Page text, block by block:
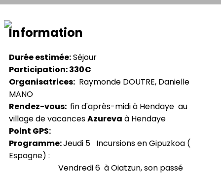
Information
Durée estimée:Séjour
Participation: 330€
Organisatrices: Raymonde DOUTRE, Danielle
MANO
Rendez-vous: fin d'après-midi à Hendaye au
village de vacancesAzureva à Hendaye
Point GPS:
Programme:Jeudi 5 Incursions en Gipuzkoa (
Espagne) :
Vendredi 6 à Oiatzun, son passé